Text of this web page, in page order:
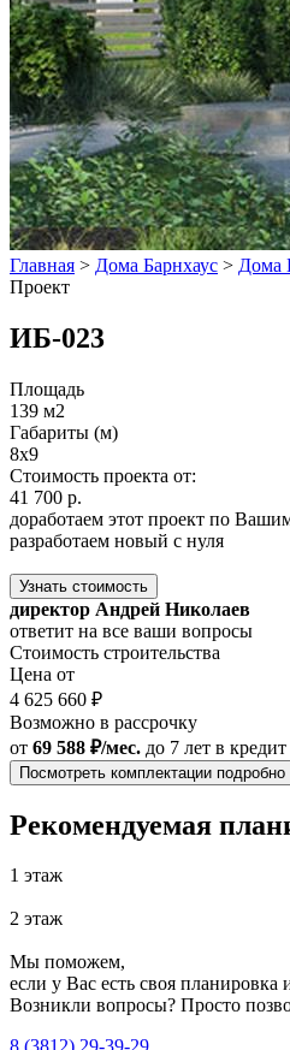
Главная > Дома Барнхаус > Дома
Проект
ИБ-023
Площадь
139 м2
Габариты (м)
8x9
Стоимость проекта от:
41 700 р.
доработаем этот проект по
разработаем новый с нуля
Узнать стоимость
директор Андрей Николаев
ответит на все ваши вопросы
Стоимость строительства
Цена от
4 625 660 ₽
Возможно в рассрочку
от 69 588 ₽/мес. до 7 лет в кредит
Посмотреть комплектации подробно
Рекомендуемая
1 этаж
2 этаж
Мы поможем,
если у Вас есть своя
Возникли вопросы? Просто